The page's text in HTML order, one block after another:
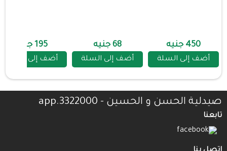
450 جنيه
أضف إلى السلة
68 جنيه
أضف إلى السلة
195 جنيه
أضف إلى السلة
صيدلية الحسن و الحسين - 3322000.app
تابعنا